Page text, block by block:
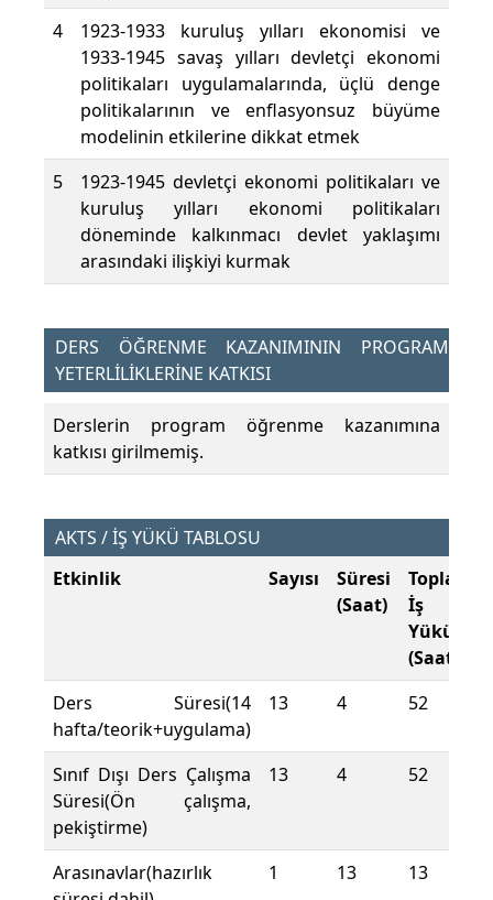
4
1923-1933 kuruluş yılları ekonomisi ve
1933-1945 savaş yılları devletçi ekonomi
politikaları uygulamalarında, üçlü denge
politikalarının ve enflasyonsuz büyüme
modelinin etkilerine dikkat etmek
5
1923-1945 devletçi ekonomi politikaları ve
kuruluş yılları ekonomi politikaları
döneminde kalkınmacı devlet yaklaşımı
arasındaki ilişkiyi kurmak
DERS ÖĞRENME KAZANIMININ PROGRAM
YETERLİLİKLERİNE KATKISI
Derslerin program öğrenme kazanımına
katkısı girilmemiş.
AKTS / İŞ YÜKÜ TABLOSU
Etkinlik
Sayısı
Süresi
(Saat)
Toplam
İş
Yükü
(Saat)
Ders Süresi(14
hafta/teorik+uygulama)
13 4 52
Sınıf Dışı Ders Çalışma
Süresi(Ön çalışma,
pekiştirme)
13 4 52
Arasınavlar(hazırlık
1 13 13